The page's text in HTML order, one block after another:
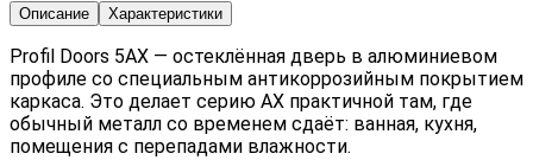
Описание Характеристики
Profil Doors 5AX — остеклённая дверь в алюминиевом
профиле со специальным антикоррозийным покрытием
каркаса. Это делает серию AX практичной там, где
обычный металл со временем сдаёт: ванная, кухня,
помещения с перепадами влажности.